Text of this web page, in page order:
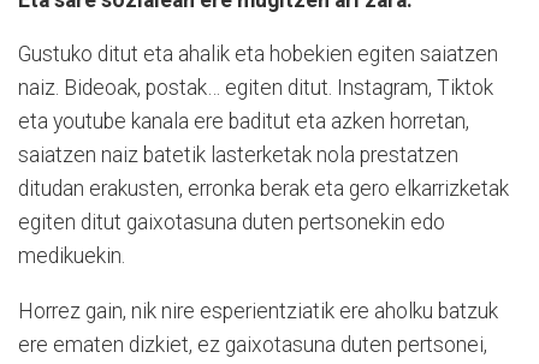
Gustuko ditut eta ahalik eta hobekien egiten saiatzen
naiz. Bideoak, postak… egiten ditut. Instagram, Tiktok
eta youtube kanala ere baditut eta azken horretan,
saiatzen naiz batetik lasterketak nola prestatzen
ditudan erakusten, erronka berak eta gero elkarrizketak
egiten ditut gaixotasuna duten pertsonekin edo
medikuekin.
Horrez gain, nik nire esperientziatik ere aholku batzuk
ere ematen dizkiet, ez gaixotasuna duten pertsonei,